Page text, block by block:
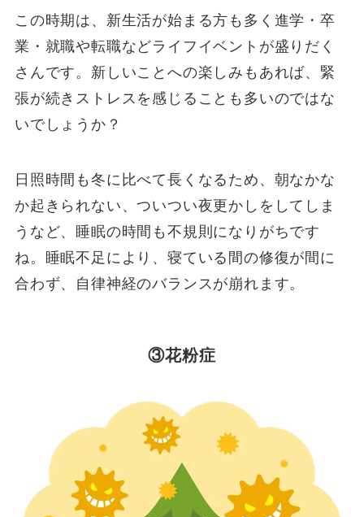
この時期は、新生活が始まる方も多く進学・卒
業・就職や転職などライフイベントが盛りだく
さんです。新しいことへの楽しみもあれば、緊
張が続きストレスを感じることも多いのではな
いでしょうか？
日照時間も冬に比べて長くなるため、朝なかな
か起きられない、ついつい夜更かしをしてしま
うなど、睡眠の時間も不規則になりがちです
ね。睡眠不足により、寝ている間の修復が間に
合わず、自律神経のバランスが崩れます。
③花粉症